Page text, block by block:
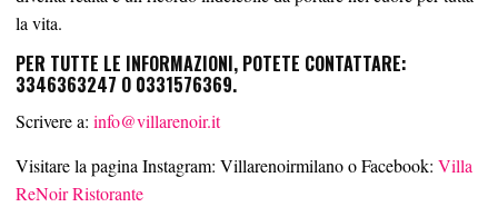
la vita.
PER TUTTE LE INFORMAZIONI, POTETE CONTATTARE:
3346363247 O 0331576369.
Scrivere a: info@villarenoir.it
Visitare la pagina Instagram: Villarenoirmilano o Facebook: Villa
ReNoir Ristorante